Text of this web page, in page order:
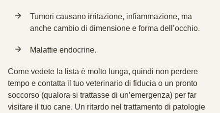
Tumori causano irritazione, infiammazione, ma
anche cambio di dimensione e forma dell’occhio.
Malattie endocrine.
Come vedete la lista è molto lunga, quindi non perdere
tempo e contatta il tuo veterinario di fiducia o un pronto
soccorso (qualora si trattasse di un’emergenza) per far
visitare il tuo cane. Un ritardo nel trattamento di patologie